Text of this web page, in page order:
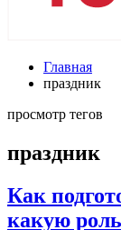
Главная
праздник
просмотр тегов
праздник
Как
какую